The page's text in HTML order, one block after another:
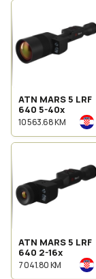
ATN MARS 5 LRF
640 5-40x
10 563.68 KM
ATN MARS 5 LRF
640 2-16x
7 041.80 KM